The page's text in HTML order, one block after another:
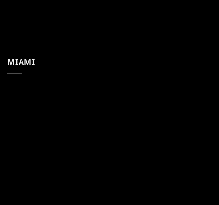
MIAMI